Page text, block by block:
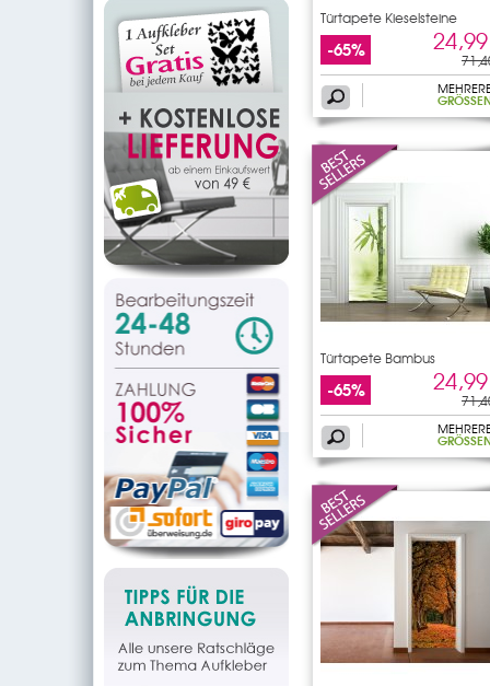
Türtapete Kieselsteine
-65%
GRÖSSEN
Türtapete Bambus
-65%
GRÖSSEN